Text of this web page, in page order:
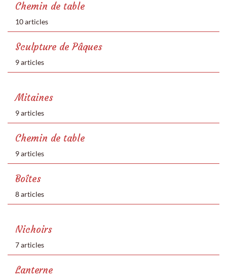
Chemin de table
10 articles
Sculpture de Pâques
9 articles
Mitaines
9 articles
Chemin de table
9 articles
Boîtes
8 articles
Nichoirs
7 articles
Lanterne